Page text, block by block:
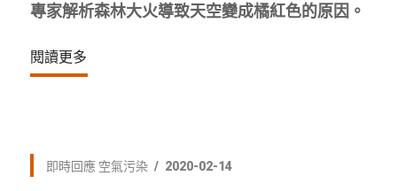
專家解析森林大火導致天空變成橘紅色的原因。
閱讀更多
即時回應 空氣污染 2020-02-14